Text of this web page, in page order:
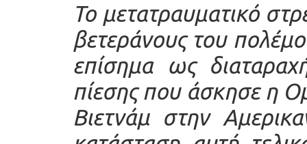
Το μετατραυματικό
βετεράνους του
επίσημα ως
πίεσης που άσκησε η
Βιετνάμ στην